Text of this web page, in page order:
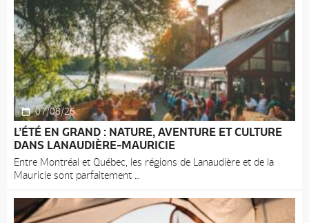
07/08/26
L’ÉTÉ EN GRAND : NATURE, AVENTURE ET CULTURE
DANS LANAUDIÈRE-MAURICIE
Entre Montréal et Québec, les régions de Lanaudière et de la
Mauricie sont parfaitement